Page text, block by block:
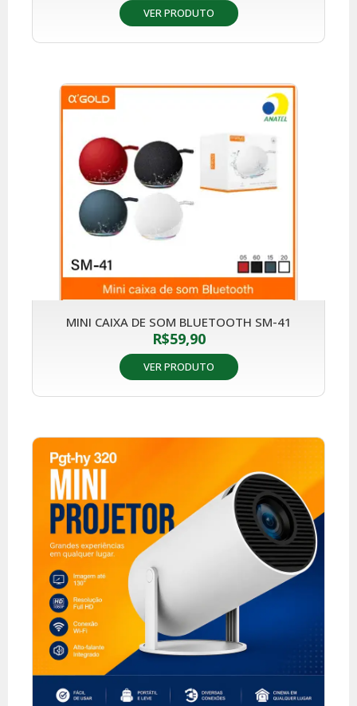
VER PRODUTO
MINI CAIXA DE SOM BLUETOOTH SM-41
R$59,90
VER PRODUTO